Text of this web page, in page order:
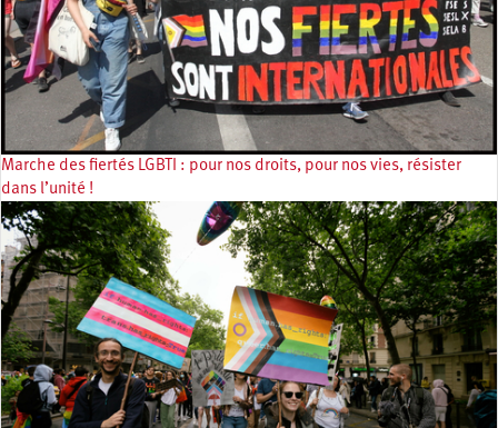
Marche des fiertés LGBTI : pour nos droits, pour nos vies, résister
dans l’unité !